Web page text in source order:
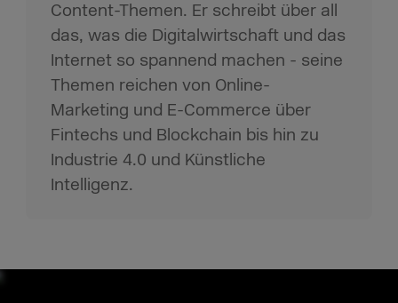
Content-Themen. Er schreibt über all
das, was die Digitalwirtschaft und das
Internet so spannend machen - seine
Themen reichen von Online-
Marketing und E-Commerce über
Fintechs und Blockchain bis hin zu
Industrie 4.0 und Künstliche
Intelligenz.